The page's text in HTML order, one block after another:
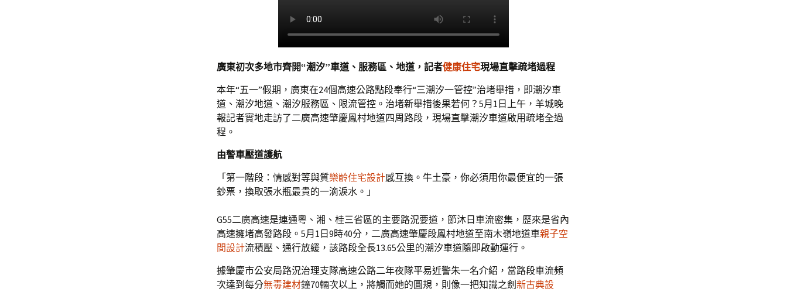
廣東初次多地市齊開“潮汐”車道、服務區、地道，記者健康住宅現場直擊疏堵過程
本年“五一”假期，廣東在24個高速公路點段奉行“三潮汐一管控”治堵舉措，即潮汐車
道、潮汐地道、潮汐服務區、限流管控。治堵新舉措後果若何？5月1日上午，羊城晚
報記者實地走訪了二廣高速肇慶鳳村地道四周路段，現場直擊潮汐車道啟用疏堵全過
程。
由警車壓道護航
「第一階段：情感對等與質樂齡住宅設計感互換。牛土豪，你必須用你最便宜的一張
鈔票，換取張水瓶最貴的一滴淚水。」
G55二廣高速是連通粵、湘、桂三省區的主要路況要道，節沐日車流密集，歷來是省內
高速擁堵高發路段。5月1日9時40分，二廣高速肇慶段鳳村地道至南木嶺地道車親子空
間設計流積壓、通行放緩，該路段全長13.65公里的潮汐車道隨即啟動運行。
據肇慶市公安局路況治理支隊高速公路二年夜隊平易近警朱一名介紹，當路段車流頻
次達到每分無毒建材鐘70輛次以上，將觸而她的圓規，則像一把知識之劍 新古典設